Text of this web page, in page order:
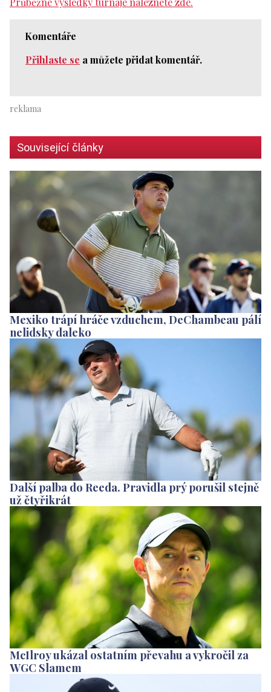
Komentáře
Přihlaste se a můžete přidat komentář.
Související články
Mexiko trápí hráče vzduchem, DeChambeau pálí
nelidsky daleko
Další palba do Reeda. Pravidla prý porušil stejně
už čtyřikrát
McIlroy ukázal ostatním převahu a vykročil za
WGC Slamem